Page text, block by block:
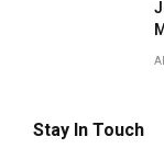
Stay In Touch